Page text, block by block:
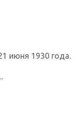
июня 1930 года.